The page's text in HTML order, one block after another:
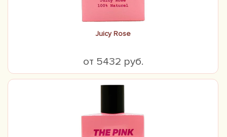
Juicy Rose
от 5432 руб.